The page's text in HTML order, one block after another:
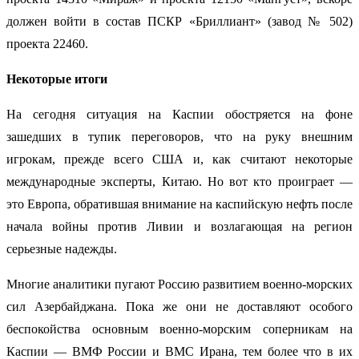
должен войти в состав ПСКР «Бриллиант» (завод № 502)
проекта 22460.
Некоторые итоги
На сегодня ситуация на Каспии обостряется на фоне
зашедших в тупик переговоров, что на руку внешним
игрокам, прежде всего США и, как считают некоторые
международные эксперты, Китаю. Но вот кто проиграет —
это Европа, обратившая внимание на каспийскую нефть после
начала войны против Ливии и возлагающая на регион
серьезные надежды.
Многие аналитики пугают Россию развитием военно-морских
сил Азербайджана. Пока же они не доставляют особого
беспокойства основным военно-морским соперникам на
Каспии — ВМФ России и ВМС Ирана, тем более что в их